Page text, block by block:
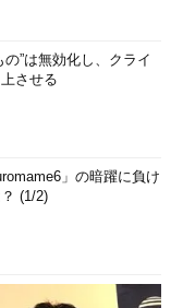
”は無効化し、クライ
させる
」の暗躍に負け
(1/2)